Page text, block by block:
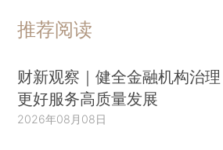
推荐阅读
财新观察｜健全金融机构治理
更好服务高质量发展
2026年08月08日